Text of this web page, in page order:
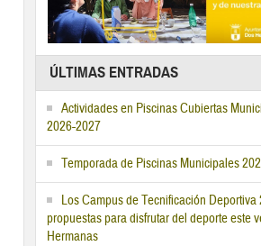
ÚLTIMAS ENTRADAS
Actividades en Piscinas Cubiertas
2026-2027
Temporada de Piscinas Municipales
Los Campus de Tecnificación
propuestas para disfrutar del deporte este
Hermanas